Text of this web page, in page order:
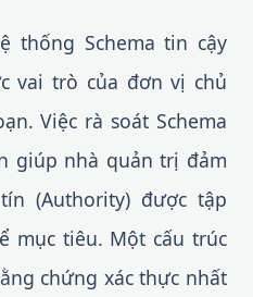
thống Schema tin cậy
vai trò của đơn vị chủ
Việc rà soát Schema
giúp nhà quản trị đảm
(Authority) được tập
mục tiêu. Một cấu trúc
chứng xác thực nhất